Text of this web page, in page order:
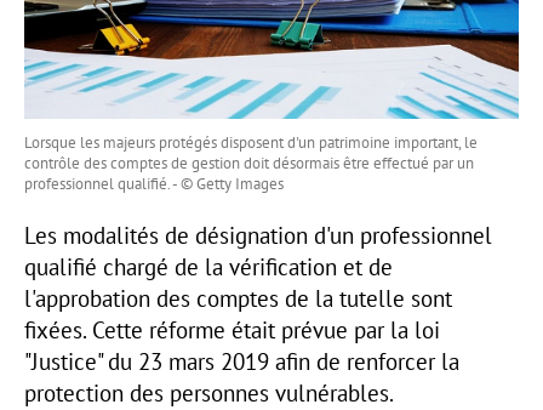
Lorsque les majeurs protégés disposent d'un patrimoine important, le
contrôle des comptes de gestion doit désormais être effectué par un
professionnel qualifié. - © Getty Images
Les modalités de désignation d'un professionnel
qualifié chargé de la vérification et de
l'approbation des comptes de la tutelle sont
fixées. Cette réforme était prévue par la loi
"Justice" du 23 mars 2019 afin de renforcer la
protection des personnes vulnérables.